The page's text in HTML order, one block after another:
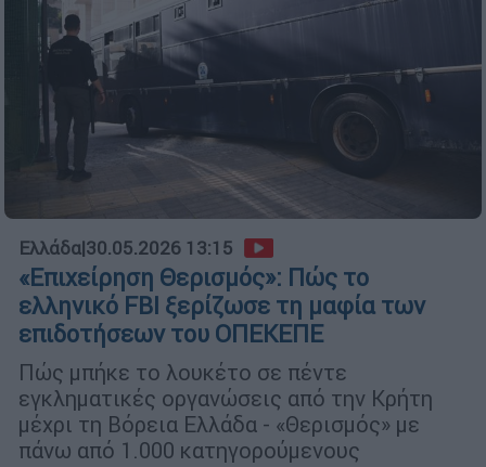
Ελλάδα|30.05.2026 13:15
«Επιχείρηση Θερισμός»: Πώς το
ελληνικό FBI ξερίζωσε τη μαφία των
επιδοτήσεων του ΟΠΕΚΕΠΕ
Πώς μπήκε το λουκέτο σε πέντε
εγκληματικές οργανώσεις από την Κρήτη
μέχρι τη Βόρεια Ελλάδα - «Θερισμός» με
πάνω από 1.000 κατηγορούμενους